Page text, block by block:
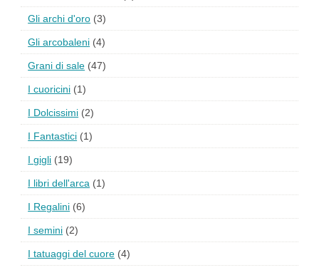
Gli archi d'oro (3)
Gli arcobaleni (4)
Grani di sale (47)
I cuoricini (1)
I Dolcissimi (2)
I Fantastici (1)
I gigli (19)
I libri dell'arca (1)
I Regalini (6)
I semini (2)
I tatuaggi del cuore (4)